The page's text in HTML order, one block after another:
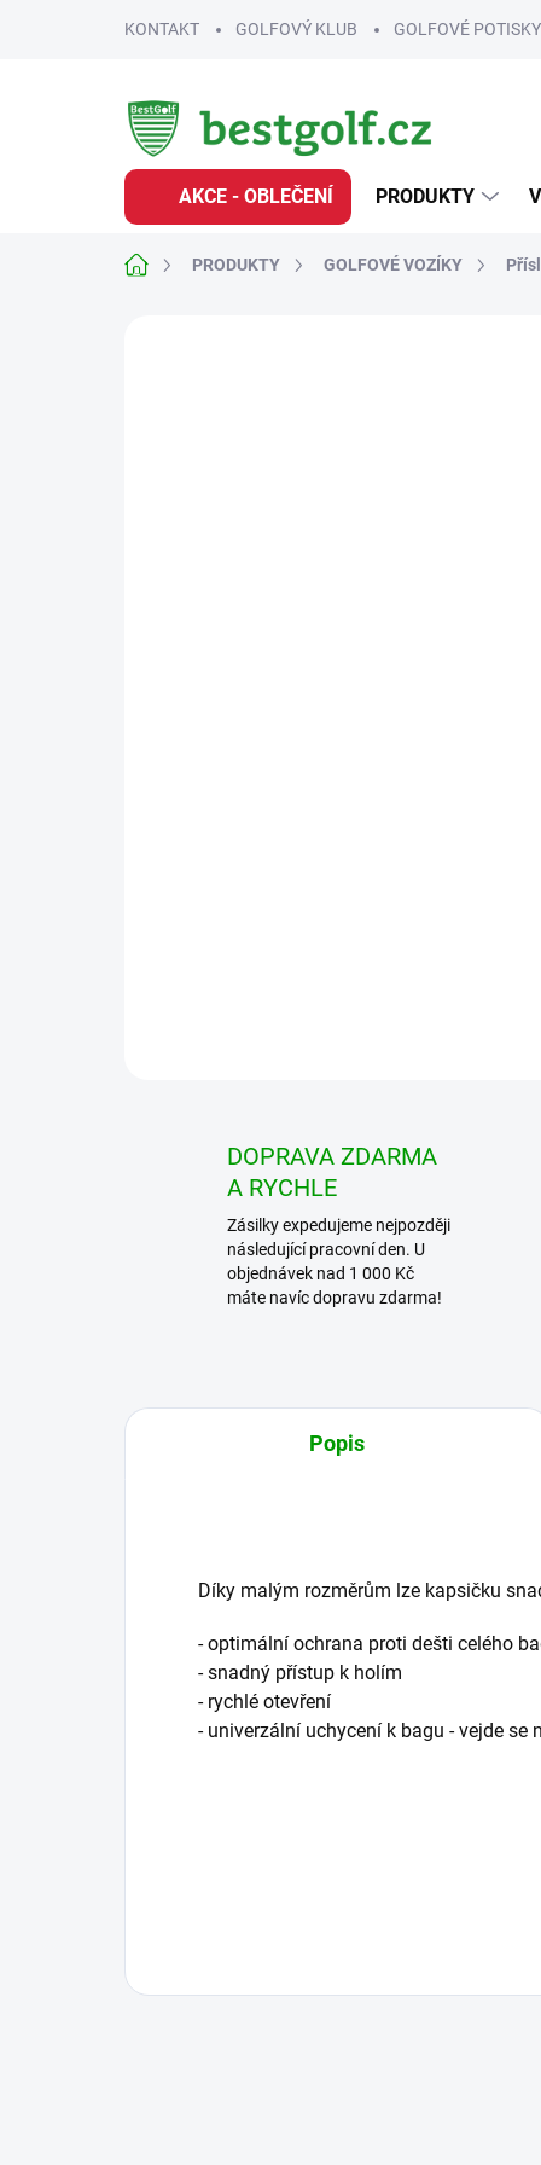
KONTAKT GOLFOVÝ KLUB GOLFOVÉ POTISKY
AKCE - OBLEČENÍ PRODUKTY
Domů PRODUKTY GOLFOVÉ VOZÍKY
DOPRAVA ZDARMA
A RYCHLE
Zásilky expedujeme nejpozději
následující pracovní den. U
objednávek nad 1 000 Kč
máte navíc dopravu zdarma!
Popis
Díky malým rozměrům lze kapsičku
- optimální ochrana proti dešti celého
- snadný přístup k holím
- rychlé otevření
- univerzální uchycení k bagu - vejde se